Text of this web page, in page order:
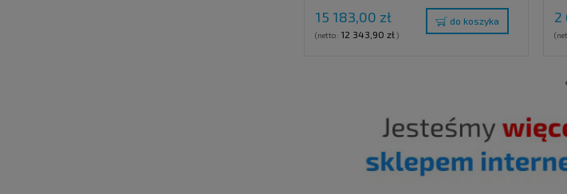
15 183,00 zł
(netto: 12 343,90 zł)
do koszyka 2